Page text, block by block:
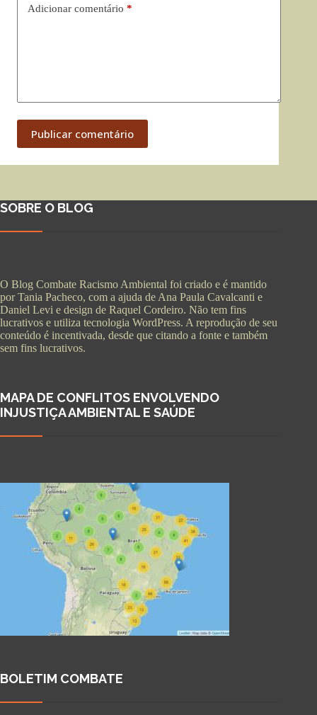
Adicionar comentário *
Publicar comentário
SOBRE O BLOG
O Blog Combate Racismo Ambiental foi criado e é mantido
por Tania Pacheco, com a ajuda de Ana Paula Cavalcanti e
Daniel Levi e design de Raquel Cordeiro. Não tem fins
lucrativos e utiliza tecnologia WordPress. A reprodução de seu
conteúdo é incentivada, desde que citando a fonte e também
sem fins lucrativos.
MAPA DE CONFLITOS ENVOLVENDO
INJUSTIÇA AMBIENTAL E SAÚDE
BOLETIM COMBATE